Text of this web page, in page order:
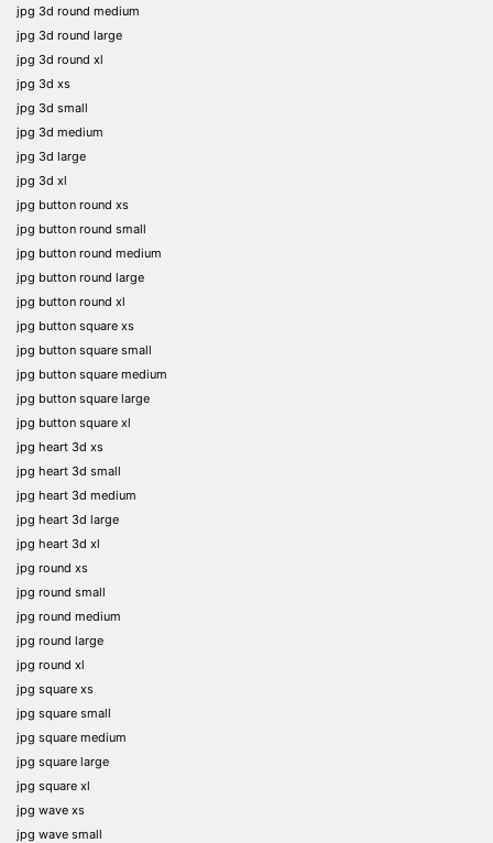
jpg 3d round medium
jpg 3d round large
jpg 3d round xl
jpg 3d xs
jpg 3d small
jpg 3d medium
jpg 3d large
jpg 3d xl
jpg button round xs
jpg button round small
jpg button round medium
jpg button round large
jpg button round xl
jpg button square xs
jpg button square small
jpg button square medium
jpg button square large
jpg button square xl
jpg heart 3d xs
jpg heart 3d small
jpg heart 3d medium
jpg heart 3d large
jpg heart 3d xl
jpg round xs
jpg round small
jpg round medium
jpg round large
jpg round xl
jpg square xs
jpg square small
jpg square medium
jpg square large
jpg square xl
jpg wave xs
jpg wave small